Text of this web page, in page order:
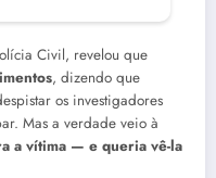
Civil, revelou que
, dizendo que
os investigadores
Mas a verdade veio à
a vítima — e queria vê-la